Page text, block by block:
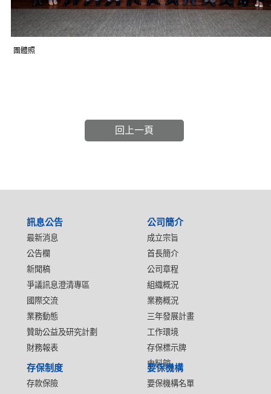
團體照
回上一頁
訊息公告
最新消息
公告欄
新聞稿
爭議訊息澄清專區
國際交流
業務動態
贊助公益及研究計劃
財務報表
公司簡介
成立宗旨
首長簡介
公司章程
組織概況
業務概況
三年發展計畫
工作環境
存保標示牌
史料館
存保制度
存款保險
要保機構
要保機構名單